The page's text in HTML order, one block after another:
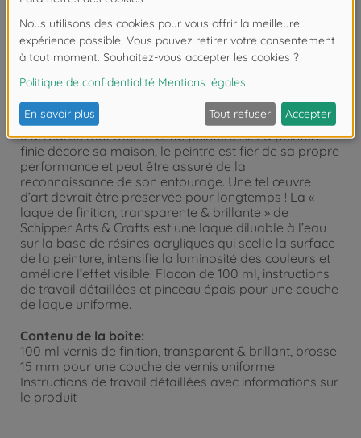
Numéro d'article: 605180721
Produit: Vernis de finition, transparent & brillant
Vernis de finition, transparent & brillant
C’est un grand moment qui arrive, quand, la peinture
étant terminée, le peintre amateur dit avec fierté : «
J’ai réalisé moi-même cette peinture ! ». La peinture
finie décore sa maison, le peintre est fier de sa propre
performance et peut être assuré de la
reconnaissance de son entourage. Une tel œuvre
d’art devrait être préservée pour longtemps ! La «
laque de finition, transparente & brillante » de
Schipper Arts & Crafts est une laque diluable à l’eau
sur la base de résines acryliques qui scelle la surface
de la peinture, intensifie la luminosité des couleurs et
améliore l’effet visible. Flacon de 100 ml, instructions
de travail détaillées et pinceau épais pour une couche
de laque uniforme.
Contenu de la boîte:
100 ml vernis de finition, transparent & brillant, brosse
15 mm pour une couche de vernis uniforme.
Instructions de travail détaillées avec informations sur
le produit